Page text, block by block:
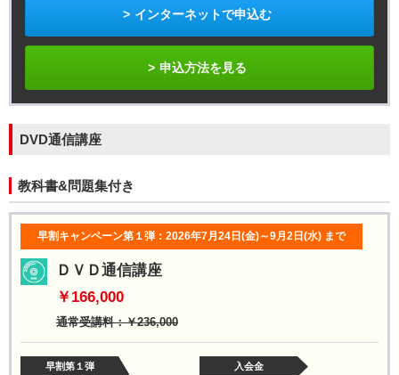
インターネットで申込む
申込方法を見る
DVD通信講座
教科書&問題集付き
早割キャンペーン第１弾：2026年7月24日(金)～9月2日(水) まで
ＤＶＤ通信講座
￥166,000
通常受講料：￥236,000
早割第１弾
入会金